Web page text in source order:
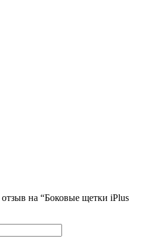
на “Боковые щетки iPlus